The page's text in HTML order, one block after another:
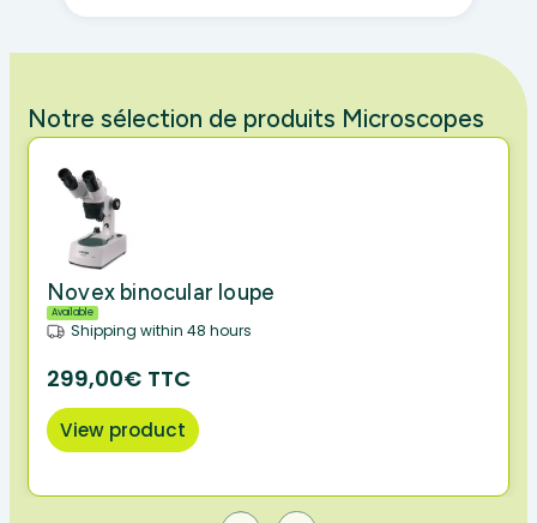
Notre sélection de produits Microscopes
Novex binocular loupe
Available
Shipping within 48 hours
299,00€ TTC
View product